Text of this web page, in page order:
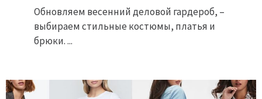
Обновляем весенний деловой гардероб, –
выбираем стильные костюмы, платья и
брюки. ...